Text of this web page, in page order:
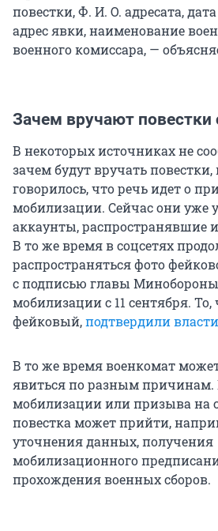
повестки, Ф. И. О. адресата,
адрес явки, наименование
военного комиссара, —
Зачем вручают повестки
В некоторых источниках не
зачем будут вручать повестки,
говорилось, что речь идет о
мобилизации. Сейчас они уже
аккаунты, распространявшие
В то же время в соцсетях
распространяться фото
с подписью главы
мобилизации с 11 сентября. То,
фейковый,подтвердили власти
В то же время военкомат
явиться по разным
мобилизации или призыва на
повестка может прийти,
уточнения данных, получения
мобилизационного
прохождения военных сборов.